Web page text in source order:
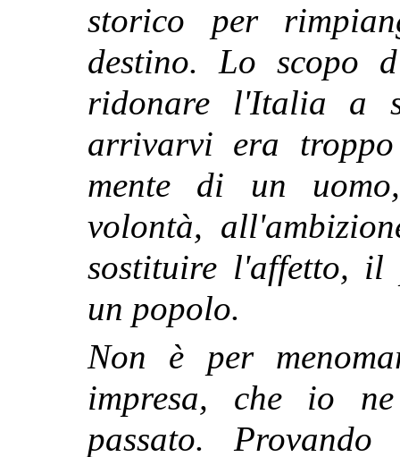
storico per
destino. Lo scopo
ridonare l'Italia a
arrivarvi era
mente di un
volontà,
sostituire l'affetto,
un popolo.
Non è per
impresa, che io
passato.